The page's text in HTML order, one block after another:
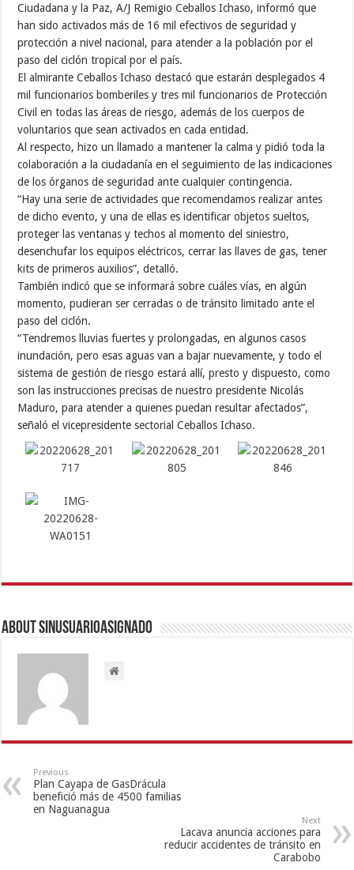
Ciudadana y la Paz, A/J Remigio Ceballos Ichaso, informó que
han sido activados más de 16 mil efectivos de seguridad y
protección a nivel nacional, para atender a la población por el
paso del ciclón tropical por el país.
El almirante Ceballos Ichaso destacó que estarán desplegados 4
mil funcionarios bomberiles y tres mil funcionarios de Protección
Civil en todas las áreas de riesgo, además de los cuerpos de
voluntarios que sean activados en cada entidad.
Al respecto, hizo un llamado a mantener la calma y pidió toda la
colaboración a la ciudadanía en el seguimiento de las indicaciones
de los órganos de seguridad ante cualquier contingencia.
“Hay una serie de actividades que recomendamos realizar antes
de dicho evento, y una de ellas es identificar objetos sueltos,
proteger las ventanas y techos al momento del siniestro,
desenchufar los equipos eléctricos, cerrar las llaves de gas, tener
kits de primeros auxilios”, detalló.
También indicó que se informará sobre cuáles vías, en algún
momento, pudieran ser cerradas o de tránsito limitado ante el
paso del ciclón.
“Tendremos lluvias fuertes y prolongadas, en algunos casos
inundación, pero esas aguas van a bajar nuevamente, y todo el
sistema de gestión de riesgo estará allí, presto y dispuesto, como
son las instrucciones precisas de nuestro presidente Nicolás
Maduro, para atender a quienes puedan resultar afectados”,
señaló el vicepresidente sectorial Ceballos Ichaso.
About sinusuarioasignado
Previous
Plan Cayapa de GasDrácula
benefició más de 4500 familias
en Naguanagua
Next
Lacava anuncia acciones para
reducir accidentes de tránsito en
Carabobo